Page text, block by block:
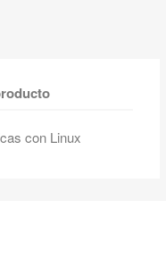
con Linux